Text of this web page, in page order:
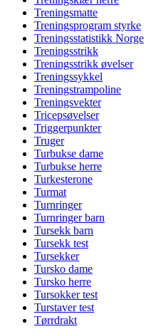
Treningsmatte
Treningsprogram styrke
Treningsstatistikk Norge
Treningsstrikk
Treningsstrikk øvelser
Treningssykkel
Treningstrampoline
Treningsvekter
Tricepsøvelser
Triggerpunkter
Truger
Turbukse dame
Turbukse herre
Turkesterone
Turmat
Turnringer
Turnringer barn
Tursekk barn
Tursekk test
Tursekker
Tursko dame
Tursko herre
Tursokker test
Turstaver test
Tørrdrakt